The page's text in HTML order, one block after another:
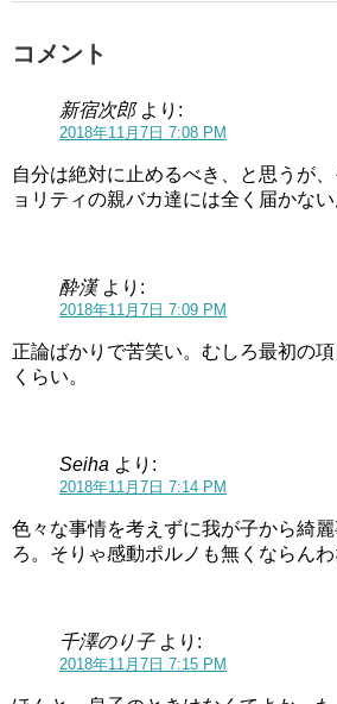
コメント
新宿次郎 より:
2018年11月7日 7:08 PM
自分は絶対に止めるべき、と思うが
ョリティの親バカ達には全く届かな
酔漢 より:
2018年11月7日 7:09 PM
正論ばかりで苦笑い。むしろ最初の
くらい。
Seiha より:
2018年11月7日 7:14 PM
色々な事情を考えずに我が子から綺
ろ。そりゃ感動ポルノも無くならんわ
千澤のり子 より:
2018年11月7日 7:15 PM